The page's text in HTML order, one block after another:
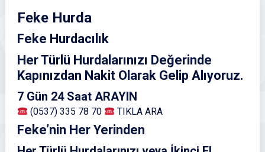
Feke Hurda
Feke Hurdacılık
Her Türlü Hurdalarınızı Değerinde
Kapınızdan Nakit Olarak Gelip Alıyoruz.
7 Gün 24 Saat ARAYIN
(0537) 335 78 70 TIKLA ARA
Feke’nin Her Yerinden